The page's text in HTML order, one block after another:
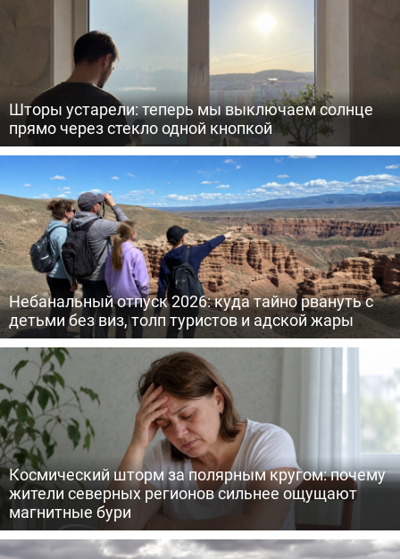
Шторы устарели: теперь мы выключаем солнце
прямо через стекло одной кнопкой
Небанальный отпуск 2026: куда тайно рвануть с
детьми без виз, толп туристов и адской жары
Космический шторм за полярным кругом: почему
жители северных регионов сильнее ощущают
магнитные бури